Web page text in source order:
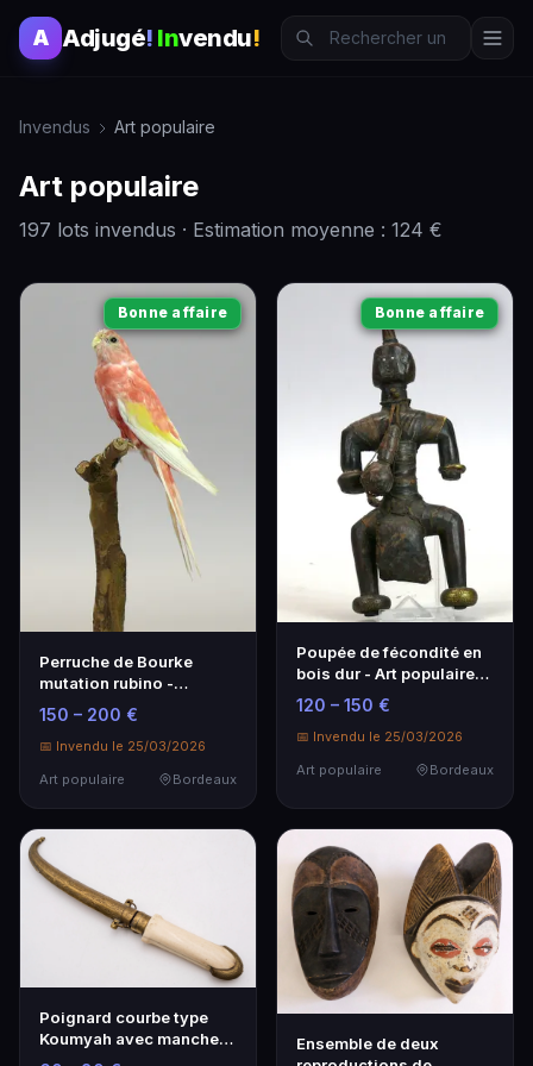
A Adjugé! Invendu!
Invendus Art populaire
Art populaire
197 lots invendus · Estimation moyenne : 124 €
Bonne affaire
Perruche de Bourke
mutation rubino -
Neopsephotus bourkii
150 – 200 €
📅 Invendu le 25/03/2026
Art populaire
Bordeaux
Bonne affaire
Poupée de fécondité en
bois dur - Art populaire
unique
120 – 150 €
📅 Invendu le 25/03/2026
Art populaire
Bordeaux
Poignard courbe type
Koumyah avec manche
en os, fourreau en laiton
Ensemble de deux